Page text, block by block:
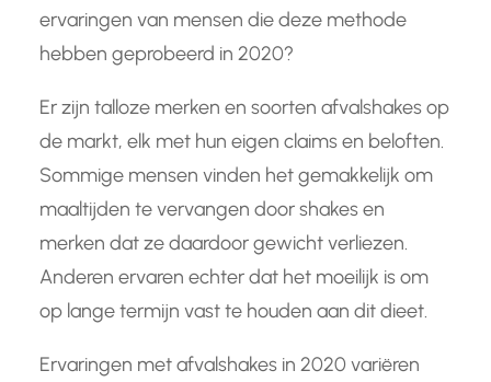
ervaringen van mensen die deze methode
hebben geprobeerd in 2020?
Er zijn talloze merken en soorten afvalshakes op
de markt, elk met hun eigen claims en beloften.
Sommige mensen vinden het gemakkelijk om
maaltijden te vervangen door shakes en
merken dat ze daardoor gewicht verliezen.
Anderen ervaren echter dat het moeilijk is om
op lange termijn vast te houden aan dit dieet.
Ervaringen met afvalshakes in 2020 variëren